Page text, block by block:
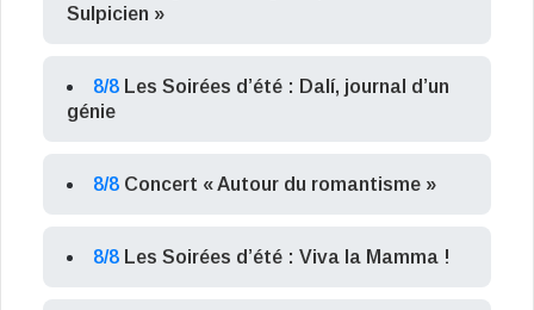
Sulpicien »
8/8 Les Soirées d’été : Dalí, journal d’un
génie
8/8 Concert « Autour du romantisme »
8/8 Les Soirées d’été : Viva la Mamma !